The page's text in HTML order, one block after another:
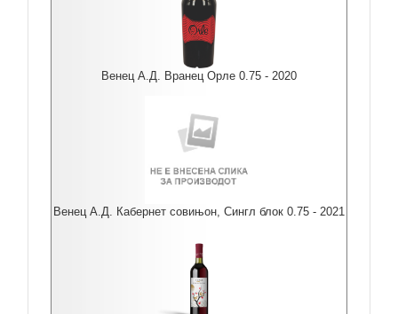
Венец А.Д. Вранец Орле 0.75 - 2020
Венец А.Д. Кабернет совињон, Сингл блок 0.75 - 2021